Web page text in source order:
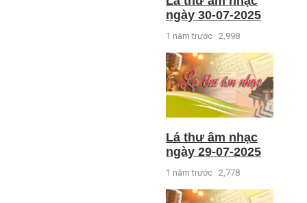
ngày 30-07-2025
1 năm trước 2,998
Lá thư âm nhạc
ngày 29-07-2025
1 năm trước 2,778